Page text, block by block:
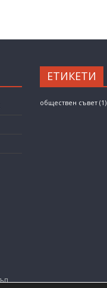
ЕТИКЕТИ
обществен съвет(1)